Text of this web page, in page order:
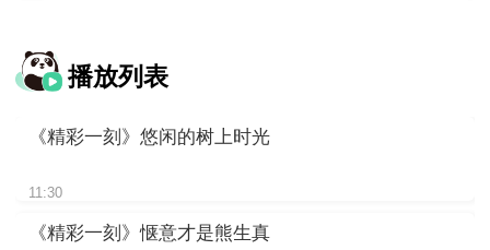
播放列表
《精彩一刻》悠闲的树上时光
11:30
《精彩一刻》惬意才是熊生真